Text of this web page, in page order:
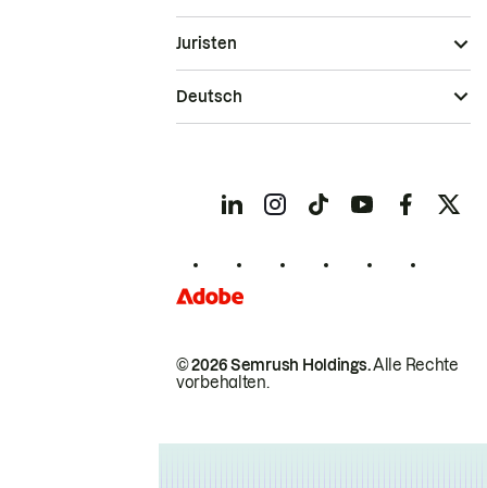
© 2026 Semrush Holdings.Alle Rechte
vorbehalten.
Juristen
Deutsch